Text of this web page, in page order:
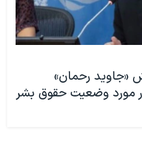
«جاوید رحمان»
مورد وضعیت حقوق بشر